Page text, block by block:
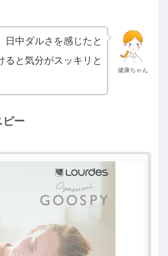
健康ちゃん
日中ダルさを感じたと
ると気分がスッキリと
ピー